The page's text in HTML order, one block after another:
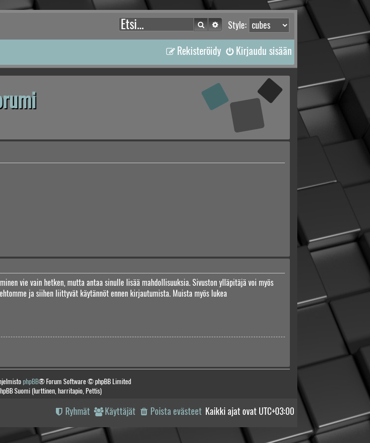
Style:
Etsi Tarkennettu haku
Kirjaudu sisään
Rekisteröidy
vie vain hetken, mutta antaa sinulle lisää mahdollisuuksia. Sivuston ylläpitäjä voi myös
ja siihen liittyvät käytännöt ennen kirjautumista. Muista myös lukea
phpBB® Forum Software © phpBB Limited
Suomi (lurttinen, harritapio, Pettis)
Kaikki ajat ovat UTC+03:00
Poista evästeet
Käyttäjät
Ryhmät